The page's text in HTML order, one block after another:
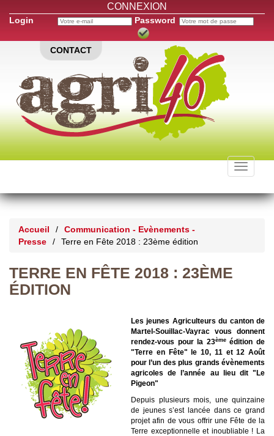
CONNEXION
Login Password
CONTACT
Toggle
Accueil /
Communication - Evènements -
Presse
/ Terre en Fête 2018 : 23ème édition
TERRE EN FÊTE 2018 : 23ÈME
ÉDITION
Les jeunes Agriculteurs du canton de
Martel-Souillac-Vayrac vous donnent
rendez-vous pour la 23èmeédition de
"Terre en Fête" le 10, 11 et 12 Août
pour l’un des plus grands évènements
agricoles de l’année au lieu dit "Le
Pigeon"
Depuis plusieurs mois, une quinzaine
de jeunes s’est lancée dans ce grand
projet afin de vous offrir une Fête de la
Terre exceptionnelle et inoubliable ! La